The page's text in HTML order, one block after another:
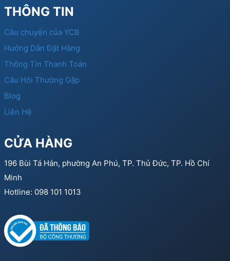
THÔNG TIN
Câu chuyện của YCB
Hướng Dẫn Đặt Hàng
Thông Tin Thanh Toán
Câu Hỏi Thường Gặp
Blog
Liên Hệ
CỬA HÀNG
196 Bùi Tá Hán, phường An Phú, TP. Thủ Đức, TP. Hồ Chí
Minh
Hotline: 098 101 1013